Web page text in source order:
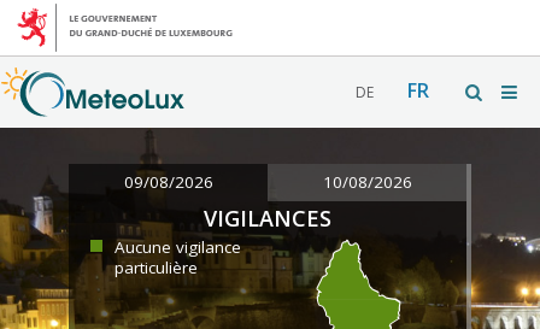
DE FR
09/08/2026 10/08/2026
VIGILANCES
Aucune vigilance
particulière